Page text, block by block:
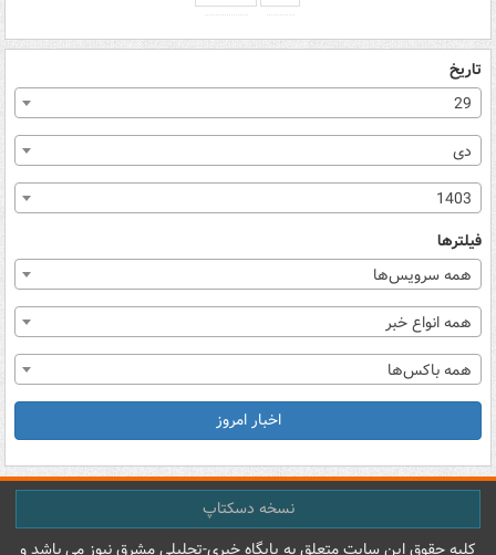
تاریخ
29
دی
1403
فیلترها
همه سرویس‌ها
همه انواع خبر
همه باکس‌ها
اخبار امروز
نسخه دسکتاپ
کليه حقوق اين سايت متعلق به پایگاه خبري-تحليلي مشرق نيوز می باشد و